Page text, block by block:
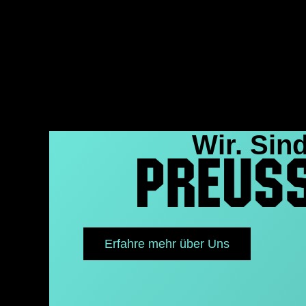
Wir.
Erfahre mehr über Uns